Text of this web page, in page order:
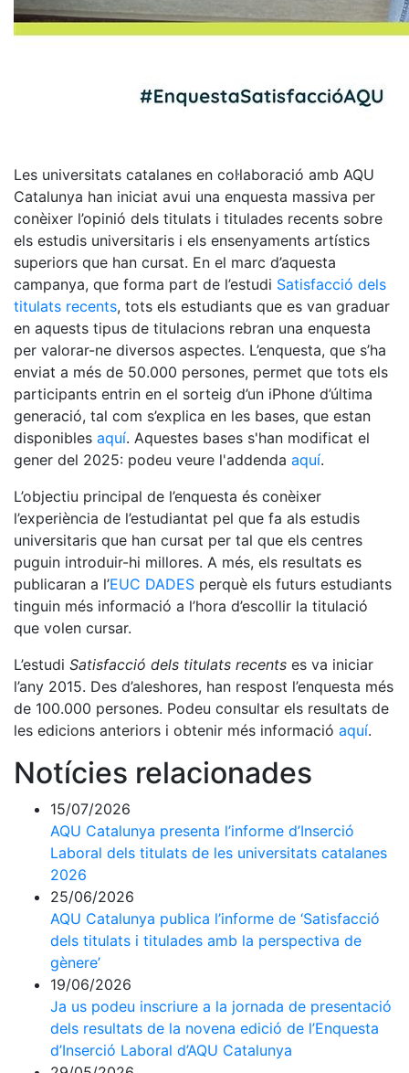
Les universitats catalanes en col·laboració amb AQU
Catalunya han iniciat avui una enquesta massiva per
conèixer l’opinió dels titulats i titulades recents sobre
els estudis universitaris i els ensenyaments artístics
superiors que han cursat. En el marc d’aquesta
campanya, que forma part de l’estudi Satisfacció dels
titulats recents, tots els estudiants que es van graduar
en aquests tipus de titulacions rebran una enquesta
per valorar-ne diversos aspectes. L’enquesta, que s’ha
enviat a més de 50.000 persones, permet que tots els
participants entrin en el sorteig d’un iPhone d’última
generació, tal com s’explica en les bases, que estan
disponibles aquí. Aquestes bases s'han modificat el
gener del 2025: podeu veure l'addenda aquí.
L’objectiu principal de l’enquesta és conèixer
l’experiència de l’estudiantat pel que fa als estudis
universitaris que han cursat per tal que els centres
puguin introduir-hi millores. A més, els resultats es
publicaran a l’EUC DADES perquè els futurs estudiants
tinguin més informació a l’hora d’escollir la titulació
que volen cursar.
L’estudi Satisfacció dels titulats recents es va iniciar
l’any 2015. Des d’aleshores, han respost l’enquesta més
de 100.000 persones. Podeu consultar els resultats de
les edicions anteriors i obtenir més informació aquí.
Notícies relacionades
15/07/2026
AQU Catalunya presenta l’informe d’Inserció
Laboral dels titulats de les universitats catalanes
2026
25/06/2026
AQU Catalunya publica l’informe de ‘Satisfacció
dels titulats i titulades amb la perspectiva de
gènere’
19/06/2026
Ja us podeu inscriure a la jornada de presentació
dels resultats de la novena edició de l’Enquesta
d’Inserció Laboral d’AQU Catalunya